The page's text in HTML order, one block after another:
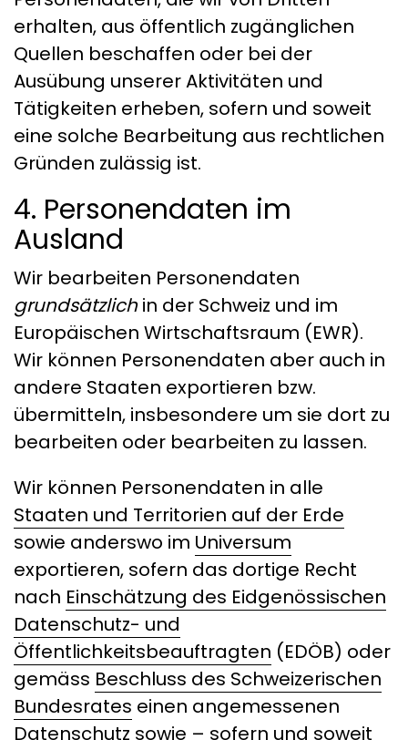
erhalten, aus öffentlich zugänglichen
Quellen beschaffen oder bei der
Ausübung unserer Aktivitäten und
Tätigkeiten erheben, sofern und soweit
eine solche Bearbeitung aus rechtlichen
Gründen zulässig ist.
4. Personendaten im
Ausland
Wir bearbeiten Personendaten
grundsätzlichin der Schweiz und im
Europäischen Wirtschaftsraum (EWR).
Wir können Personendaten aber auch in
andere Staaten exportieren bzw.
übermitteln, insbesondere um sie dort zu
bearbeiten oder bearbeiten zu lassen.
Wir können Personendaten in alle
Staaten und Territorien auf der Erde
sowie anderswo im Universum
exportieren, sofern das dortige Recht
nach Einschätzung des Eidgenössischen
Datenschutz- und
Öffentlichkeitsbeauftragten (EDÖB) oder
gemäss Beschluss des Schweizerischen
Bundesrates einen angemessenen
Datenschutz sowie – sofern und soweit